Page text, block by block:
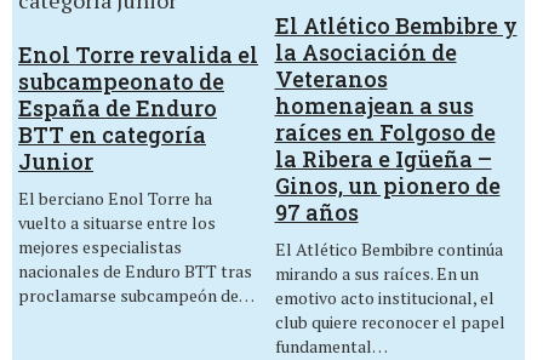
Enol Torre revalida el
subcampeonato de
España de Enduro
BTT en categoría
Junior
El berciano Enol Torre ha
vuelto a situarse entre los
mejores especialistas
nacionales de Enduro BTT tras
proclamarse subcampeón de…
El Atlético Bembibre y
la Asociación de
Veteranos
homenajean a sus
raíces en Folgoso de
la Ribera e Igüeña –
Ginos, un pionero de
97 años
El Atlético Bembibre continúa
mirando a sus raíces. En un
emotivo acto institucional, el
club quiere reconocer el papel
fundamental…